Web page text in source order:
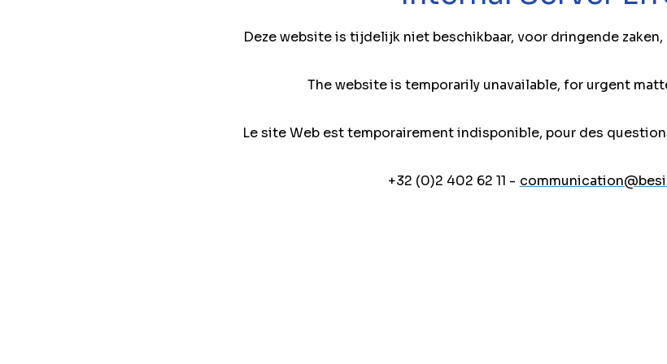
Deze website is tijdelijk niet beschikbaar, voor dringende
The website is temporarily unavailable, for urgent
Le site Web est temporairement indisponible, pour des
+32 (0)2 402 62 11 -